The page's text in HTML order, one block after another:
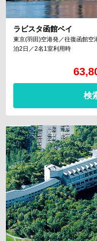
ラビスタ函館ベイ
東京(羽田)空港発／往復函館空
泊2日／2名1室利用時
検